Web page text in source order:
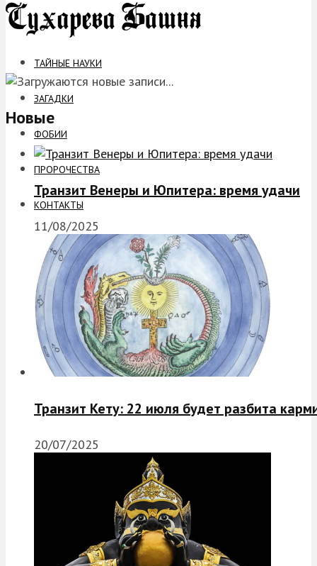
ТАЙНЫЕ НАУКИ
ЗАГАДКИ
ФОБИИ
ПРОРОЧЕСТВА
КОНТАКТЫ
Новые
Транзит Венеры и Юпитера: время удачи
11/08/2025
Транзит Кету: 22 июля будет разбита
20/07/2025